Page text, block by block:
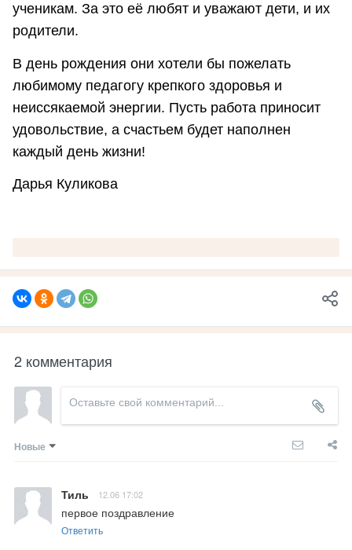
ученикам. За это её любят и уважают дети, и их
родители.
В день рождения они хотели бы пожелать
любимому педагогу крепкого здоровья и
неиссякаемой энергии. Пусть работа приносит
удовольствие, а счастьем будет наполнен
каждый день жизни!
Дарья Куликова
2 комментария
Новые
Тиль 12.06 17:02
первое поздравление
Ответить